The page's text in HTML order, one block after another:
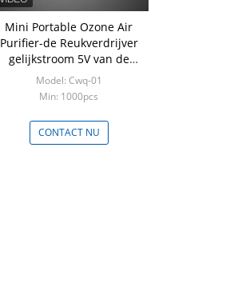
Mini Portable Ozone Air
Purifier-de Reukverdrijver
gelijkstroom 5V van de
Generatorijskast
Model: Cwq-01
Min: 1000pcs
CONTACT NU